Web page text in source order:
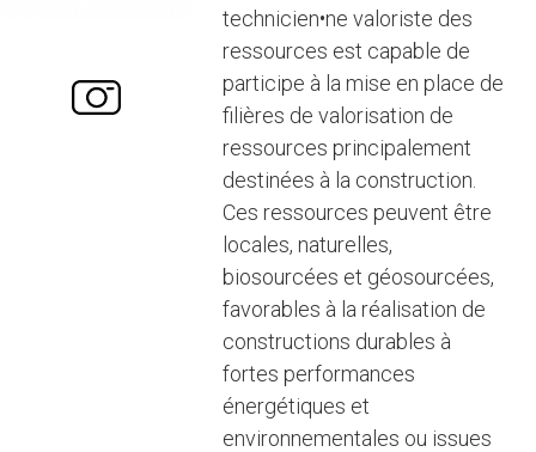
technicien•ne valoriste des
ressources est capable de
participe à la mise en place de
filières de valorisation de
ressources principalement
destinées à la construction.
Ces ressources peuvent être
locales, naturelles,
biosourcées et géosourcées,
favorables à la réalisation de
constructions durables à
fortes performances
énergétiques et
environnementales ou issues